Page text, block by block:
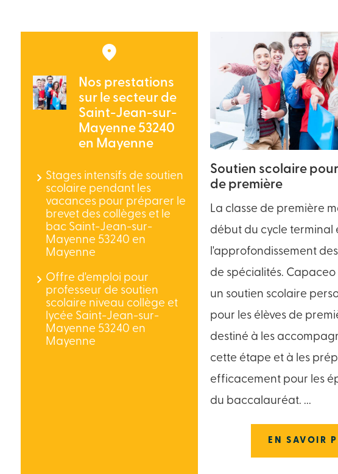
Nos prestations
sur le secteur de
Saint-Jean-sur-
Mayenne 53240
en Mayenne
Stages intensifs de soutien
scolaire pendant les
vacances pour préparer le
brevet des collèges et le
bac Saint-Jean-sur-
Mayenne 53240 en
Mayenne
Offre d'emploi pour
professeur de soutien
scolaire niveau collège et
lycée Saint-Jean-sur-
Mayenne 53240 en
Mayenne
Soutien scolaire
de première
La classe de première
début du cycle terminal
l'approfondissement
de spécialités.
un soutien scolaire
pour les élèves de
destiné à les
cette étape et à les
efficacement pour les
du baccalauréat. ...
EN SAVOIR